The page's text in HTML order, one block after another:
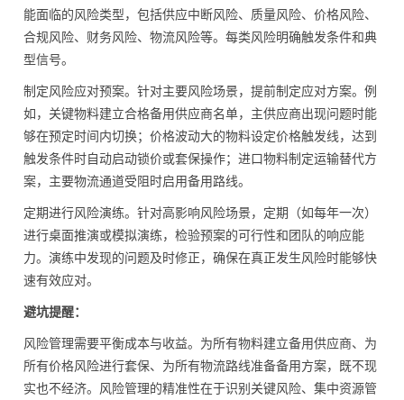
能面临的风险类型，包括供应中断风险、质量风险、价格风险、
合规风险、财务风险、物流风险等。每类风险明确触发条件和典
型信号。
制定风险应对预案。针对主要风险场景，提前制定应对方案。例
如，关键物料建立合格备用供应商名单，主供应商出现问题时能
够在预定时间内切换；价格波动大的物料设定价格触发线，达到
触发条件时自动启动锁价或套保操作；进口物料制定运输替代方
案，主要物流通道受阻时启用备用路线。
定期进行风险演练。针对高影响风险场景，定期（如每年一次）
进行桌面推演或模拟演练，检验预案的可行性和团队的响应能
力。演练中发现的问题及时修正，确保在真正发生风险时能够快
速有效应对。
避坑提醒：
风险管理需要平衡成本与收益。为所有物料建立备用供应商、为
所有价格风险进行套保、为所有物流路线准备备用方案，既不现
实也不经济。风险管理的精准性在于识别关键风险、集中资源管